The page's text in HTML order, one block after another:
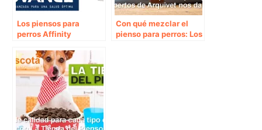
Los piensos para
perros Affinity
Con qué mezclar el
pienso para perros: Los